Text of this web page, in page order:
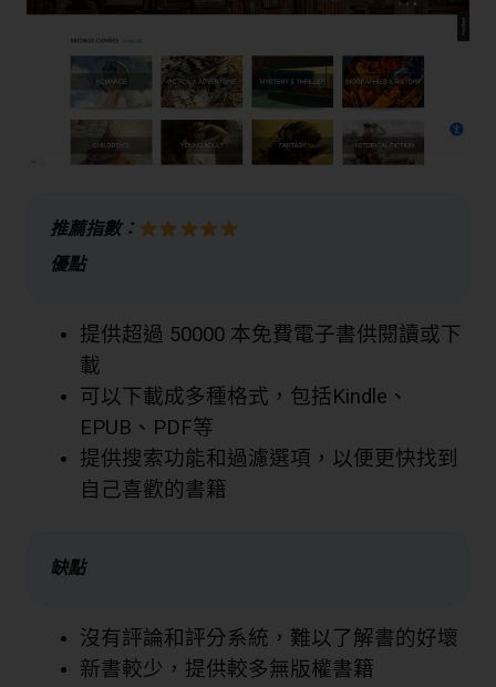
推薦指數：
優點
提供超過 50000 本免費電子書供閱讀或下
載
可以下載成多種格式，包括Kindle、
EPUB、PDF等
提供搜索功能和過濾選項，以便更快找到
自己喜歡的書籍
缺點
沒有評論和評分系統，難以了解書的好壞
新書較少，提供較多無版權書籍